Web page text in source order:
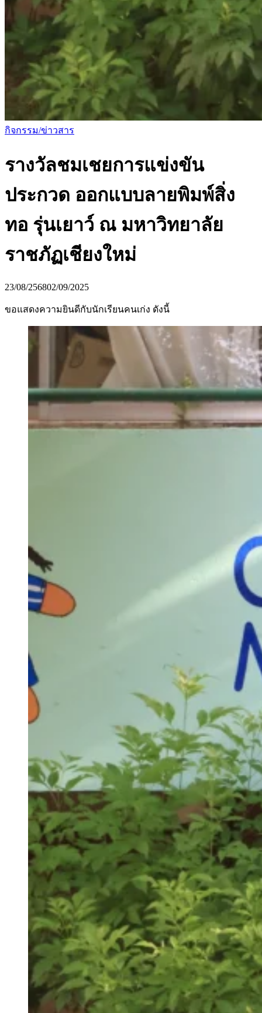
กิจกรรม/ข่าวสาร
รางวัลชมเชยการแข่งขัน
ประกวด ออกแบบลายพิมพ์สิ่ง
ทอ รุ่นเยาว์ ณ มหาวิทยาลัย
ราชภัฏเชียงใหม่
23/08/256802/09/2025
ขอแสดงความยินดีกับนักเรียนคนเก่ง ดังนี้